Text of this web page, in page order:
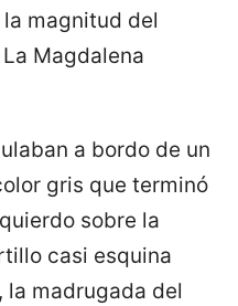
magnitud del
Magdalena
a bordo de un
gris que terminó
sobre la
casi esquina
la madrugada del